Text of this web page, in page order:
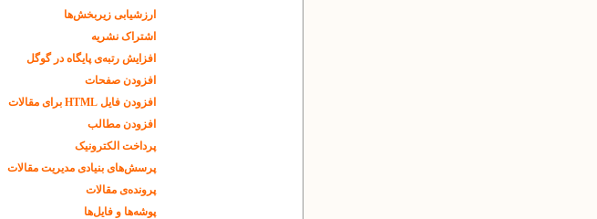
ارزشیابی زیربخش‌ها
اشتراک نشریه
افزایش رتبه‌ی پایگاه در گوگل
افزودن صفحات
افزودن فایل HTML برای مقالات
افزودن مطالب
پرداخت الکترونیک
پرسش‌های بنیادی مدیریت مقالات
پرونده‌ی مقالات
پوشه‌ها و فایل‌ها